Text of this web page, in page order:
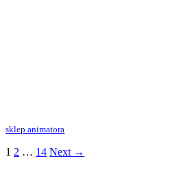
sklep animatora
1 2 … 14 Next →